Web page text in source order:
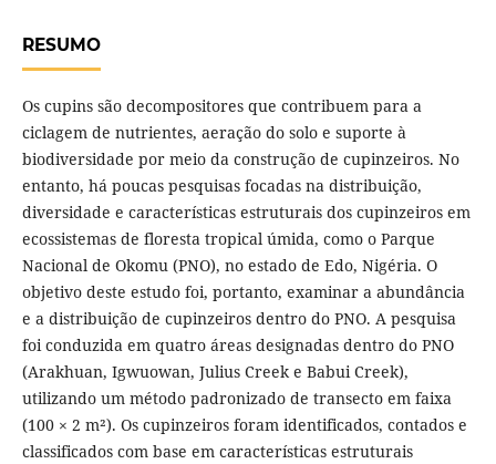
RESUMO
Os cupins são decompositores que contribuem para a
ciclagem de nutrientes, aeração do solo e suporte à
biodiversidade por meio da construção de cupinzeiros. No
entanto, há poucas pesquisas focadas na distribuição,
diversidade e características estruturais dos cupinzeiros em
ecossistemas de floresta tropical úmida, como o Parque
Nacional de Okomu (PNO), no estado de Edo, Nigéria. O
objetivo deste estudo foi, portanto, examinar a abundância
e a distribuição de cupinzeiros dentro do PNO. A pesquisa
foi conduzida em quatro áreas designadas dentro do PNO
(Arakhuan, Igwuowan, Julius Creek e Babui Creek),
utilizando um método padronizado de transecto em faixa
(100 × 2 m²). Os cupinzeiros foram identificados, contados e
classificados com base em características estruturais